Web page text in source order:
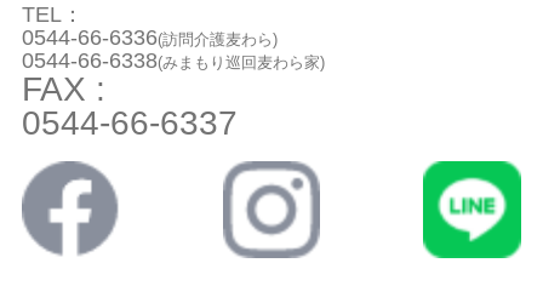
TEL：
0544-66-6336(訪問介護麦わら)
0544-66-6338(みまもり巡回麦わら家)
FAX :
0544-66-6337